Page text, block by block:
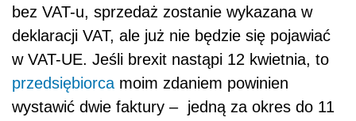
bez VAT-u, sprzedaż zostanie wykazana w
deklaracji VAT, ale już nie będzie się pojawiać
w VAT-UE. Jeśli brexit nastąpi 12 kwietnia, to
przedsiębiorcamoim zdaniem powinien
wystawić dwie faktury – jedną za okres do 11